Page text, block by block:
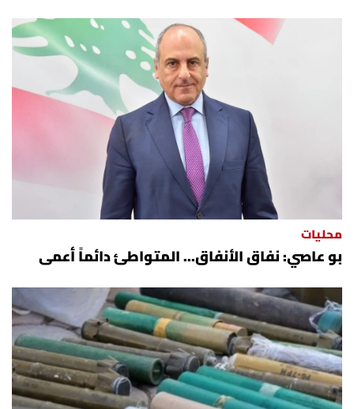
محليات
بو عاصي: نفاق الأنفاق... المتواطئ دائماً أعمى